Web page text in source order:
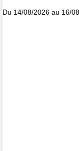
Du 14/08/2026 au 16/